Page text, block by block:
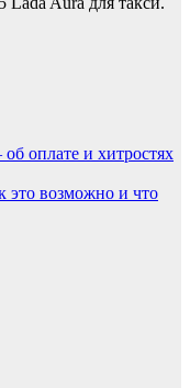
оплате и хитростях
это возможно и что